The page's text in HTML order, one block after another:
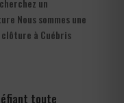
un
Nous sommes une
à Cuébris
toute